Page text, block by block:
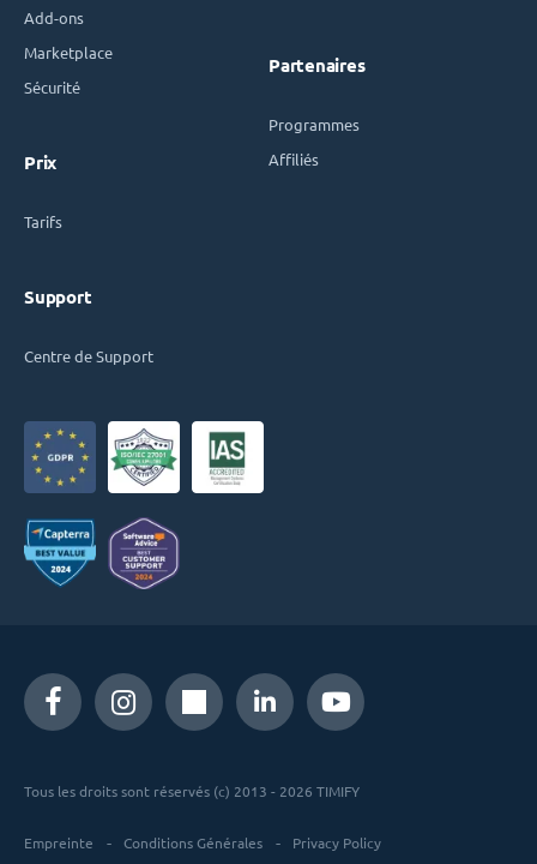
Add-ons
Marketplace
Sécurité
Prix
Tarifs
Support
Centre de Support
Partenaires
Programmes
Affiliés
Tous les droits sont réservés (c) 2013 - 2026 TIMIFY
Empreinte Conditions Générales Privacy Policy